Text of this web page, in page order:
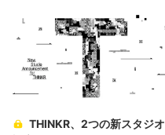
THINKR、2つの新スタジオ